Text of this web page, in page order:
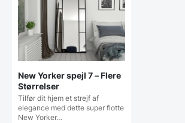
New Yorker spejl 7 – Flere
Størrelser
Tilfør dit hjem et strejf af
elegance med dette super flotte
New Yorker…